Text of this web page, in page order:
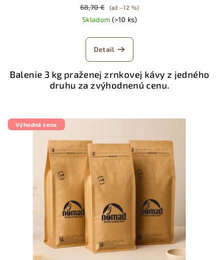
68,70 €
(až –12 %)
Skladom (>10 ks)
Detail
Balenie 3 kg praženej zrnkovej kávy z jedného
druhu za zvýhodnenú cenu.
Výhodná cena